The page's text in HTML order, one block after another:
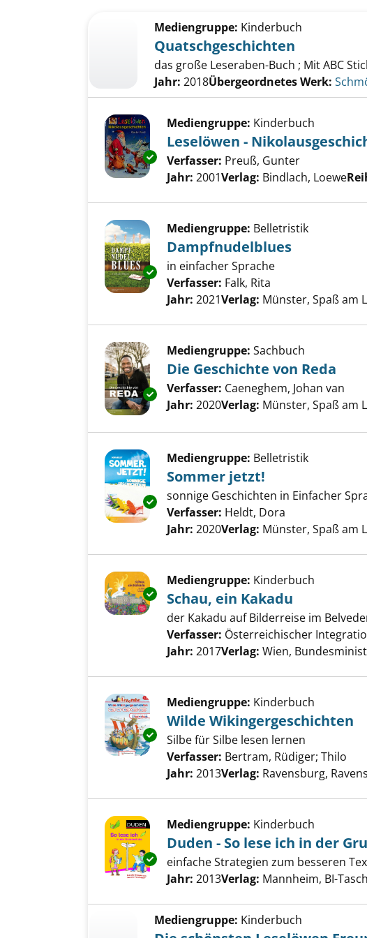
Zu den Suchfiltern springen
Mediengruppe: Kinderbuch
Quatschgeschichten
das große Leseraben-Buch ; Mit ABC
Jahr: 2018Übergeordnetes Werk:
Exemplar-Details von Leselöwen -
Mediengruppe: Kinderbuch
Leselöwen -
Verfasser: Preuß, Gunter
Jahr: 2001Verlag: Bindlach, Loewe
Exemplar-Details von Dampfnudelblues
Mediengruppe: Belletristik
Dampfnudelblues
in einfacher Sprache
Verfasser: Falk, Rita
Jahr: 2021Verlag: Münster, Spaß am
Exemplar-Details von Die Geschichte von
Mediengruppe: Sachbuch
Die Geschichte von Reda
Verfasser: Caeneghem, Johan van
Jahr: 2020Verlag: Münster, Spaß am
Exemplar-Details von Sommer jetzt!
Mediengruppe: Belletristik
Sommer jetzt!
sonnige Geschichten in Einfacher
Verfasser: Heldt, Dora
Jahr: 2020Verlag: Münster, Spaß am
Exemplar-Details von Schau, ein Kakadu
Mediengruppe: Kinderbuch
Schau, ein Kakadu
der Kakadu auf Bilderreise im
Verfasser: Österreichischer
Jahr: 2017Verlag: Wien,
Exemplar-Details von Wilde
Mediengruppe: Kinderbuch
Wilde Wikingergeschichten
Silbe für Silbe lesen lernen
Verfasser: Bertram, Rüdiger; Thilo
Jahr: 2013Verlag: Ravensburg,
Exemplar-Details von Duden - So lese
Mediengruppe: Kinderbuch
Duden - So lese ich in der
einfache Strategien zum besseren
Suche nach diesem Verfasser
Jahr: 2013Verlag: Mannheim, BI-
Mediengruppe: Kinderbuch